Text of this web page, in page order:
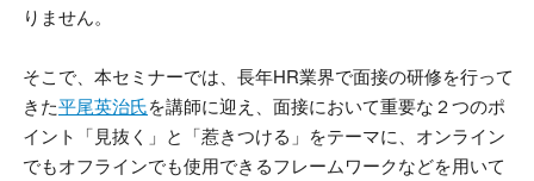
りません。
そこで、本セミナーでは、長年HR業界で面接の研修を行って
きた平尾英治氏を講師に迎え、面接において重要な２つのポ
イント「見抜く」と「惹きつける」をテーマに、オンライン
でもオフラインでも使用できるフレームワークなどを用いて